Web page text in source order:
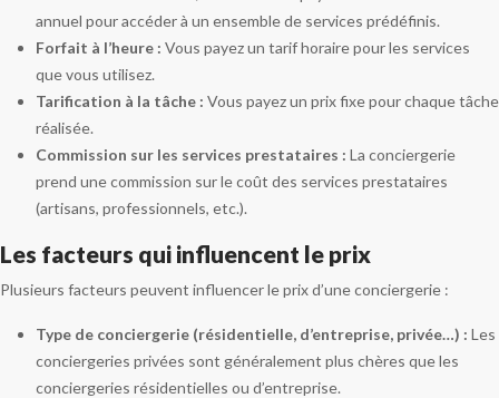
annuel pour accéder à un ensemble de services prédéfinis.
Forfait à l’heure : Vous payez un tarif horaire pour les services
que vous utilisez.
Tarification à la tâche : Vous payez un prix fixe pour chaque tâche
réalisée.
Commission sur les services prestataires : La conciergerie
prend une commission sur le coût des services prestataires
(artisans, professionnels, etc.).
Les facteurs qui influencent le prix
Plusieurs facteurs peuvent influencer le prix d’une conciergerie :
Type de conciergerie (résidentielle, d’entreprise, privée…) : Les
conciergeries privées sont généralement plus chères que les
conciergeries résidentielles ou d’entreprise.